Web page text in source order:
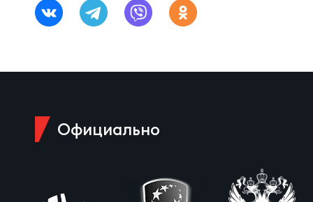
Официально